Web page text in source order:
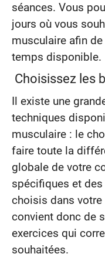
séances. Vous
jours où vous
musculaire afin
temps disponible.
Choisissez les
Il existe une
techniques
musculaire : le
faire toute la
globale de votre
spécifiques et
choisis dans
convient donc de
exercices qui
souhaitées.